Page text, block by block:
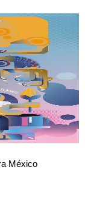
México